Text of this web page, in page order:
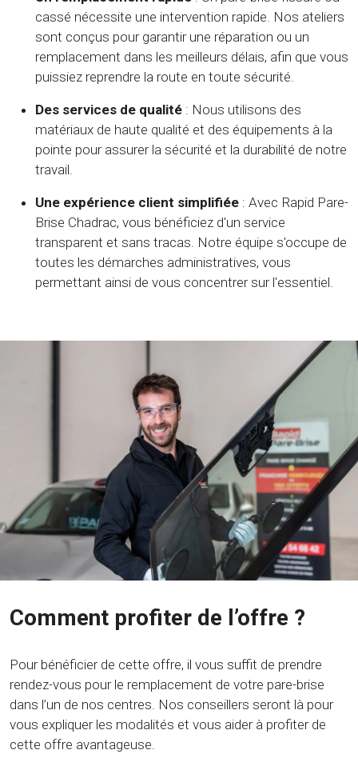
cassé nécessite une intervention rapide. Nos ateliers
sont conçus pour garantir une réparation ou un
remplacement dans les meilleurs délais, afin que vous
puissiez reprendre la route en toute sécurité.
Des services de qualité : Nous utilisons des
matériaux de haute qualité et des équipements à la
pointe pour assurer la sécurité et la durabilité de notre
travail.
Une expérience client simplifiée : Avec Rapid Pare-
Brise Chadrac, vous bénéficiez d'un service
transparent et sans tracas. Notre équipe s'occupe de
toutes les démarches administratives, vous
permettant ainsi de vous concentrer sur l'essentiel.
Comment profiter de l’offre ?
Pour bénéficier de cette offre, il vous suffit de prendre
rendez-vous pour le remplacement de votre pare-brise
dans l’un de nos centres. Nos conseillers seront là pour
vous expliquer les modalités et vous aider à profiter de
cette offre avantageuse.